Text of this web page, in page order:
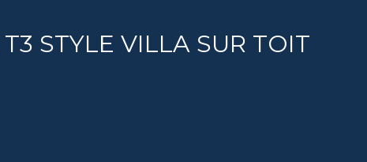
STYLE VILLA SUR TOIT